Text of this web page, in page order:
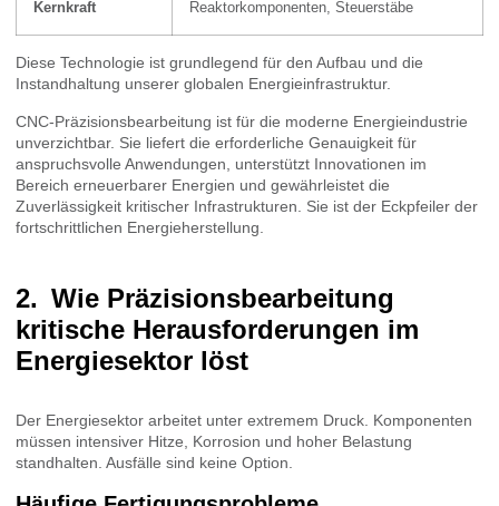
Kernkraft Reaktorkomponenten, Steuerstäbe
Diese Technologie ist grundlegend für den Aufbau und die
Instandhaltung unserer globalen Energieinfrastruktur.
CNC-Präzisionsbearbeitung ist für die moderne Energieindustrie
unverzichtbar. Sie liefert die erforderliche Genauigkeit für
anspruchsvolle Anwendungen, unterstützt Innovationen im
Bereich erneuerbarer Energien und gewährleistet die
Zuverlässigkeit kritischer Infrastrukturen. Sie ist der Eckpfeiler der
fortschrittlichen Energieherstellung.
Wie Präzisionsbearbeitung
kritische Herausforderungen im
Energiesektor löst
Der Energiesektor arbeitet unter extremem Druck. Komponenten
müssen intensiver Hitze, Korrosion und hoher Belastung
standhalten. Ausfälle sind keine Option.